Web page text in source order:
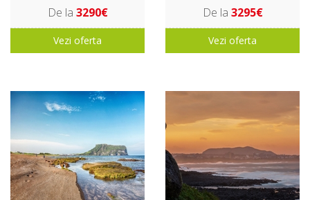
De la 3290€
Vezi oferta
De la 3295€
Vezi oferta